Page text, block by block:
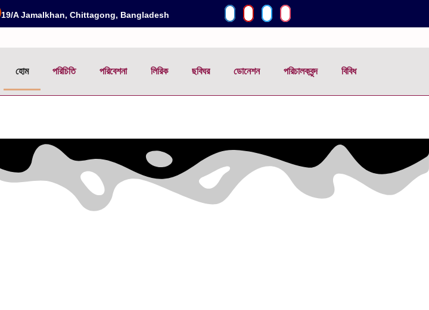
19/A Jamalkhan, Chittagong, Bangladesh
হোম পরিচিতি পরিবেশনা লিরিক ছবিঘর ডোনেশন পরিচালকবৃন্দ বিবিধ